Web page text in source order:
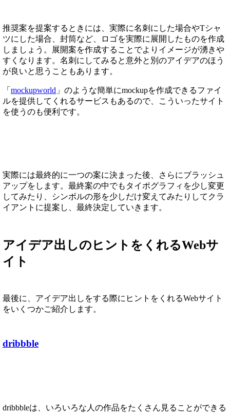
推奨案を提案するときには、実際に名刺にした場合やTシャ
ツにした場合、封筒など、ロゴを実際に展開したものを作成
しましょう。展開案を作成することでよりイメージが湧きや
すくなります。名刺にしてみると意外と別のアイデアのほう
が良いと思うこともあります。
「 mockupworld 」のような簡単にmockupを作成できるファイ
ルを提供してくれるサービスもあるので、こういったサイト
を使うのも便利です。
実際には最終的に一つの案に決まった後、さらにブラッシュ
アップをします。最終案の中でもタイポグラフィを少し変更
してみたり、シンボルの形を少しだけ変えてみたりしてクラ
イアントに提案し、最終決定していきます。
アイデア出しのヒントをくれるWebサ
イト
最後に、アイデア出しをする際にヒントをくれるWebサイト
をいくつかご紹介します。
dribbble
dribbbleは、いろいろな人の作品をたくさん見ることができる